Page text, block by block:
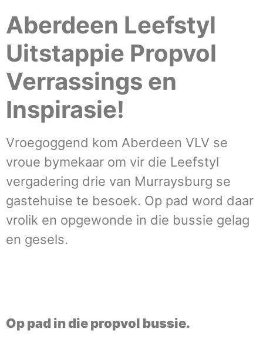
Aberdeen Leefstyl
Uitstappie Propvol
Verrassings en
Inspirasie!
Vroegoggend kom Aberdeen VLV se
vroue bymekaar om vir die Leefstyl
vergadering drie van Murraysburg se
gastehuise te besoek. Op pad word daar
vrolik en opgewonde in die bussie gelag
en gesels.
Oppad in die propvol bussie.